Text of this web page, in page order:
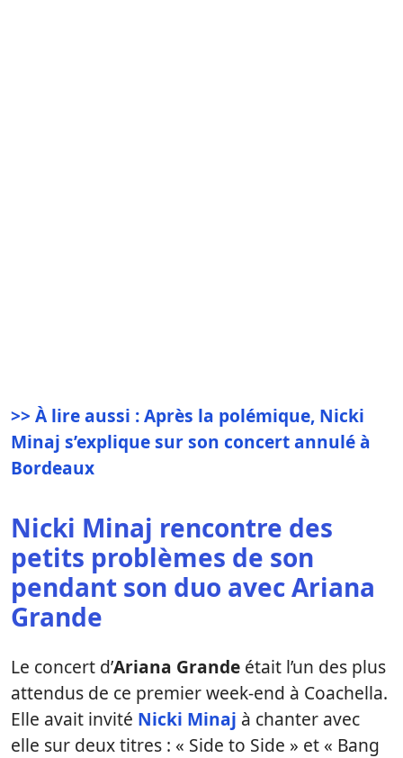
>> À lire aussi : Après la polémique, Nicki
Minaj s’explique sur son concert annulé à
Bordeaux
Nicki Minaj rencontre des
petits problèmes de son
pendant son duo avec Ariana
Grande
Le concert d’Ariana Grande était l’un des plus
attendus de ce premier week-end à Coachella.
Elle avait invité Nicki Minaj à chanter avec
elle sur deux titres : « Side to Side » et « Bang